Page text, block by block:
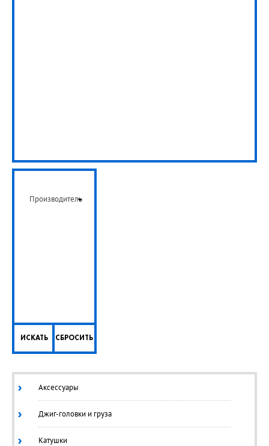
Производитель
ИСКАТЬ СБРОСИТЬ
Аксессуары
Джиг-головки и груза
Катушки